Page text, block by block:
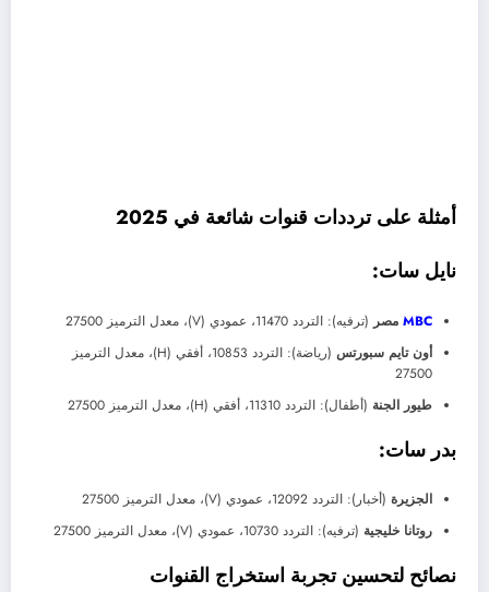
أمثلة على ترددات قنوات شائعة في 2025
نايل سات:
MBC مصر (ترفيه): التردد 11470، عمودي (V)، معدل الترميز 27500
أون تايم سبورتس
(رياضة): التردد 10853، أفقي (H)، معدل الترميز
27500
طيور الجنة (أطفال): التردد 11310، أفقي (H)، معدل الترميز 27500
بدر سات:
الجزيرة (أخبار): التردد 12092، عمودي (V)، معدل الترميز 27500
روتانا خليجية (ترفيه): التردد 10730، عمودي (V)، معدل الترميز 27500
نصائح لتحسين تجربة استخراج القنوات